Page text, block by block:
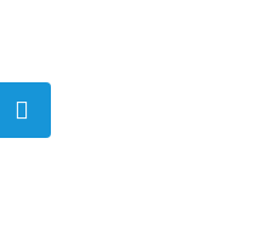
Suchen